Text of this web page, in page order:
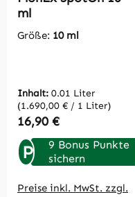
ml
Größe: 10 ml
Inhalt: 0.01 Liter
(1.690,00 € / 1 Liter)
Regulärer Preis:
16,90 €
P
9 Bonus Punkte
sichern
Preise inkl. MwSt. zzgl.